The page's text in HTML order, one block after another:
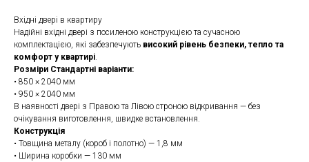
Вхідні двері в квартиру
Надійні вхідні двері з посиленою конструкцією та сучасною
комплектацією, які забезпечують високий рівень безпеки, тепло та
комфорт у квартирі.
Розміри Стандартні варіанти:
• 850 × 2040 мм
• 950 × 2040 мм
В наявності двері з Правою та Лівою строною відкривання — без
очікування виготовлення, швидке встановлення.
Конструкція
• Товщина металу (короб і полотно) — 1,8 мм
• Ширина коробки — 130 мм